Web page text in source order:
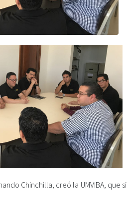
Chinchilla, creó la UMVIBA,